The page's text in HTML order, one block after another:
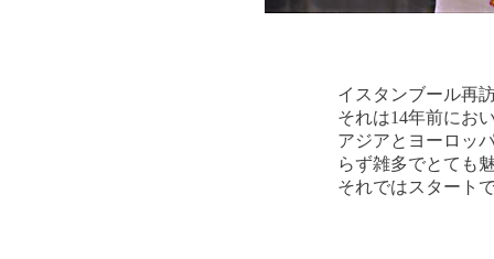
イスタンブール再
それは14年前にお
アジアとヨーロッ
らず雑多でとても
それではスタート